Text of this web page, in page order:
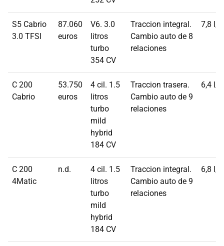
S5 Cabrio
3.0 TFSI
87.060
euros
V6. 3.0
litros
turbo
354 CV
Traccion integral.
Cambio auto de 8
relaciones
7,8 l/
C 200
Cabrio
53.750
euros
4 cil. 1.5
litros
turbo
mild
hybrid
184 CV
Traccion trasera.
Cambio auto de 9
relaciones
6,4 l/
C 200
4Matic
n.d.
4 cil. 1.5
litros
turbo
mild
hybrid
184 CV
Traccion integral.
Cambio auto de 9
relaciones
6,8 l/